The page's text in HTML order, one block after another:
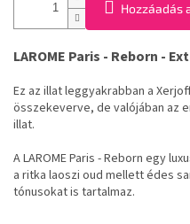
Hozzáadás
LAROME Paris - Reborn -
Ez az illat leggyakrabban a
összekeverve, de valójában az
illat.
A LAROME Paris - Reborn egy
a ritka laoszi oud mellett édes
tónusokat is tartalmaz.